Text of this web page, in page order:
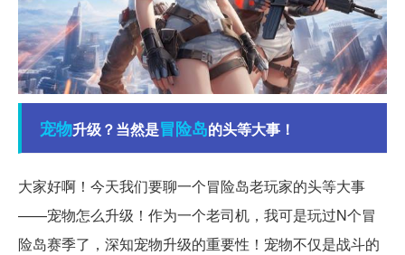
宠物升级？当然是冒险岛的头等大事！
大家好啊！今天我们要聊一个冒险岛老玩家的头等大事
——宠物怎么升级！作为一个老司机，我可是玩过N个冒
险岛赛季了，深知宠物升级的重要性！宠物不仅是战斗的